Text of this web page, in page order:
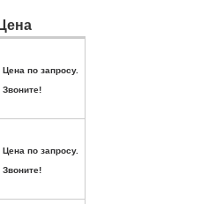
Цена
Цена по запросу.
Звоните!
Цена по запросу.
Звоните!